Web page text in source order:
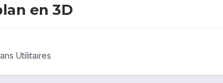
en 3D
Utilitaires